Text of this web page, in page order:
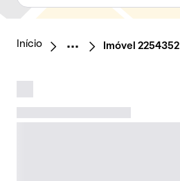
Início Imóvel 2254352